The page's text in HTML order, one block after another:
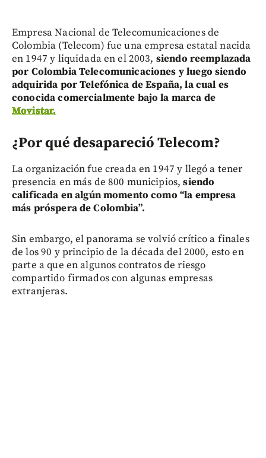
Empresa Nacional de Telecomunicaciones de
Colombia (Telecom) fue una empresa estatal nacida
en 1947 y liquidada en el 2003, siendo reemplazada
por Colombia Telecomunicaciones y luego siendo
adquirida por Telefónica de España, la cual es
conocida comercialmente bajo la marca de
Movistar.
¿Por qué desapareció Telecom?
La organización fue creada en 1947 y llegó a tener
presencia en más de 800 municipios,siendo
calificada en algún momento como “la empresa
más próspera de Colombia”.
Sin embargo, el panorama se volvió crítico a finales
de los 90 y principio de la década del 2000, esto en
parte a que en algunos contratos de riesgo
compartido firmados con algunas empresas
extranjeras.